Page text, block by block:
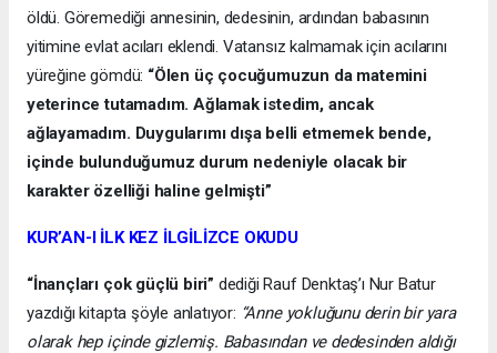
öldü. Göremediği annesinin, dedesinin, ardından babasının
yitimine evlat acıları eklendi. Vatansız kalmamak için acılarını
yüreğine gömdü: “Ölen üç çocuğumuzun da matemini
yeterince tutamadım. Ağlamak istedim, ancak
ağlayamadım. Duygularımı dışa belli etmemek bende,
içinde bulunduğumuz durum nedeniyle olacak bir
karakter özelliği haline gelmişti”
KUR’AN-I İLK KEZ İLGİLİZCE OKUDU
“İnançları çok güçlü biri” dediği Rauf Denktaş’ı Nur Batur
yazdığı kitapta şöyle anlatıyor: “Anne yokluğunu derin bir yara
olarak hep içinde gizlemiş. Babasından ve dedesinden aldığı